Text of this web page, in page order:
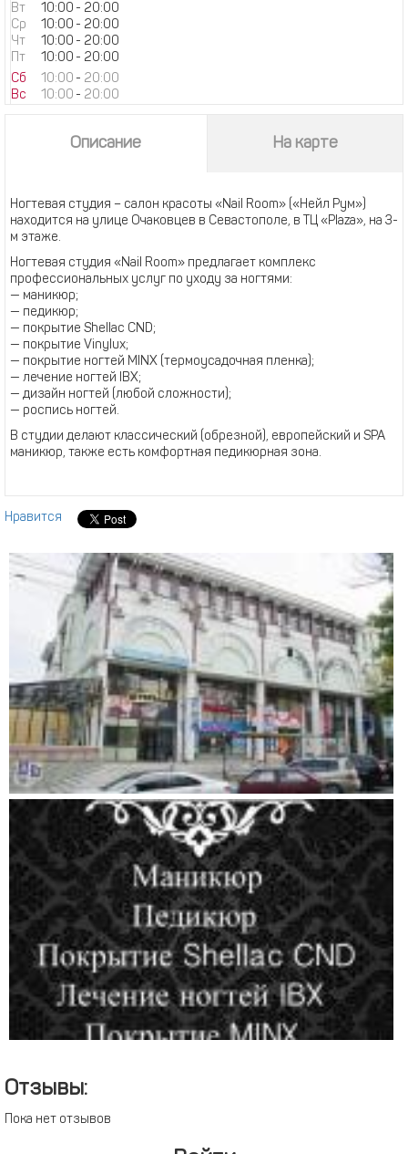
Вт
10:00 - 20:00
Ср
10:00 - 20:00
Чт
10:00 - 20:00
Пт
10:00 - 20:00
Сб
10:00 - 20:00
Вс
10:00 - 20:00
Описание На карте
Ногтевая студия – салон красоты «Nail Room» («Нейл Рум»)
находится на улице Очаковцев в Севастополе, в ТЦ «Plaza», на 3-
м этаже.
Ногтевая студия «Nail Room» предлагает комплекс
профессиональных услуг по уходу за ногтями:
— маникюр;
— педикюр;
— покрытие Shellac CND;
— покрытие Vinylux;
— покрытие ногтей MINX (термоусадочная пленка);
— лечение ногтей IBX;
— дизайн ногтей (любой сложности);
— роспись ногтей.
В студии делают классический (обрезной), европейский и SPA
маникюр, также есть комфортная педикюрная зона.
Нравится
Отзывы:
Пока нет отзывов